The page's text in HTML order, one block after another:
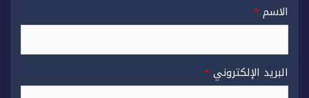
الاسم*
البريد الإلكتروني*